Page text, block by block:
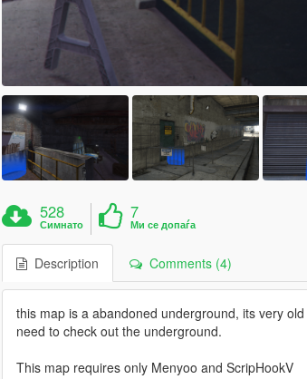
528
Симнато
7
Ми се допаѓа
Description Comments (4)
this map is a abandoned underground, its very
need to check out the underground.
This map requires only Menyoo and ScripHookV